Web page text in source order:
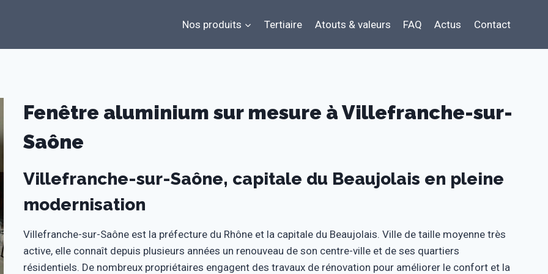
Nos produits Tertiaire Atouts & valeurs FAQ Actus Contact
Fenêtre aluminium sur mesure à Villefranche-sur-
Saône
Villefranche-sur-Saône, capitale du Beaujolais en pleine
modernisation
Villefranche-sur-Saône est la préfecture du Rhône et la capitale du Beaujolais. Ville de taille moyenne très
active, elle connaît depuis plusieurs années un renouveau de son centre-ville et de ses quartiers
résidentiels. De nombreux propriétaires engagent des travaux de rénovation pour améliorer le confort et la